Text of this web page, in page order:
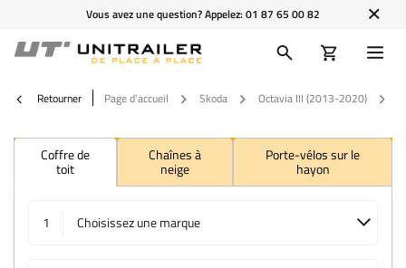
Vous avez une question? Appelez:01 87 65 00 82
Retourner Page d'accueil Skoda Octavia III (2013-2020)
Coffre de
toit
Chaînes à
neige
Porte-vélos sur le
hayon
1 Choisissez une marque